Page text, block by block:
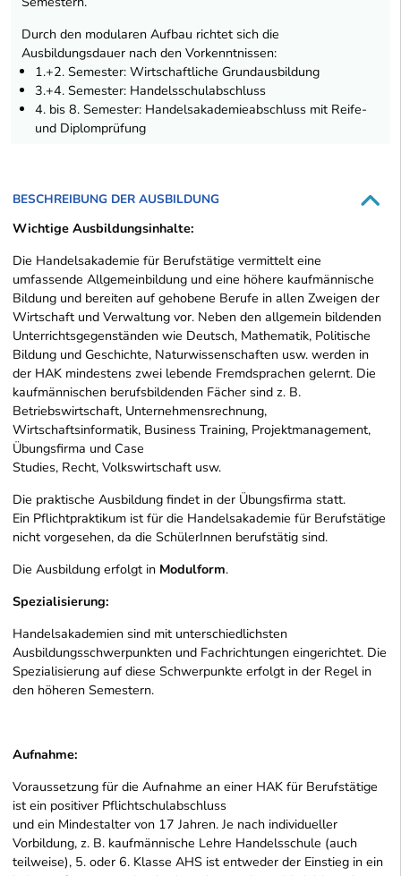
Durch den modularen Aufbau richtet sich die
Ausbildungsdauer nach den Vorkenntnissen:
1.+2. Semester: Wirtschaftliche Grundausbildung
3.+4. Semester: Handelsschulabschluss
4. bis 8. Semester: Handelsakademieabschluss mit Reife-
und Diplomprüfung
BESCHREIBUNG DER AUSBILDUNG
Wichtige Ausbildungsinhalte:
Die Handelsakademie für Berufstätige vermittelt eine
umfassende Allgemeinbildung und eine höhere kaufmännische
Bildung und bereiten auf gehobene Berufe in allen Zweigen der
Wirtschaft und Verwaltung vor. Neben den allgemein bildenden
Unterrichtsgegenständen wie Deutsch, Mathematik, Politische
Bildung und Geschichte, Naturwissenschaften usw. werden in
der HAK mindestens zwei lebende Fremdsprachen gelernt. Die
kaufmännischen berufsbildenden Fächer sind z. B.
Betriebswirtschaft, Unternehmensrechnung,
Wirtschaftsinformatik, Business Training, Projektmanagement,
Übungsfirma und Case
Studies, Recht, Volkswirtschaft usw.
Die praktische Ausbildung findet in der Übungsfirma statt.
Ein Pflichtpraktikum ist für die Handelsakademie für Berufstätige
nicht vorgesehen, da die SchülerInnen berufstätig sind.
Die Ausbildung erfolgt in Modulform.
Spezialisierung:
Handelsakademien sind mit unterschiedlichsten
Ausbildungsschwerpunkten und Fachrichtungen eingerichtet. Die
Spezialisierung auf diese Schwerpunkte erfolgt in der Regel in
den höheren Semestern.
Aufnahme:
Voraussetzung für die Aufnahme an einer HAK für Berufstätige
ist ein positiver Pflichtschulabschluss
und ein Mindestalter von 17 Jahren. Je nach individueller
Vorbildung, z. B. kaufmännische Lehre Handelsschule (auch
teilweise), 5. oder 6. Klasse AHS ist entweder der Einstieg in ein